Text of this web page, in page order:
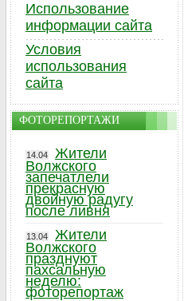
Использование
информации сайта
Условия
использования
сайта
ФОТОРЕПОРТАЖИ
14.04
Жители
Волжского
запечатлели
прекрасную
двойную радугу
после ливня
13.04
Жители
Волжского
празднуют
пахсальную
неделю:
фоторепортаж